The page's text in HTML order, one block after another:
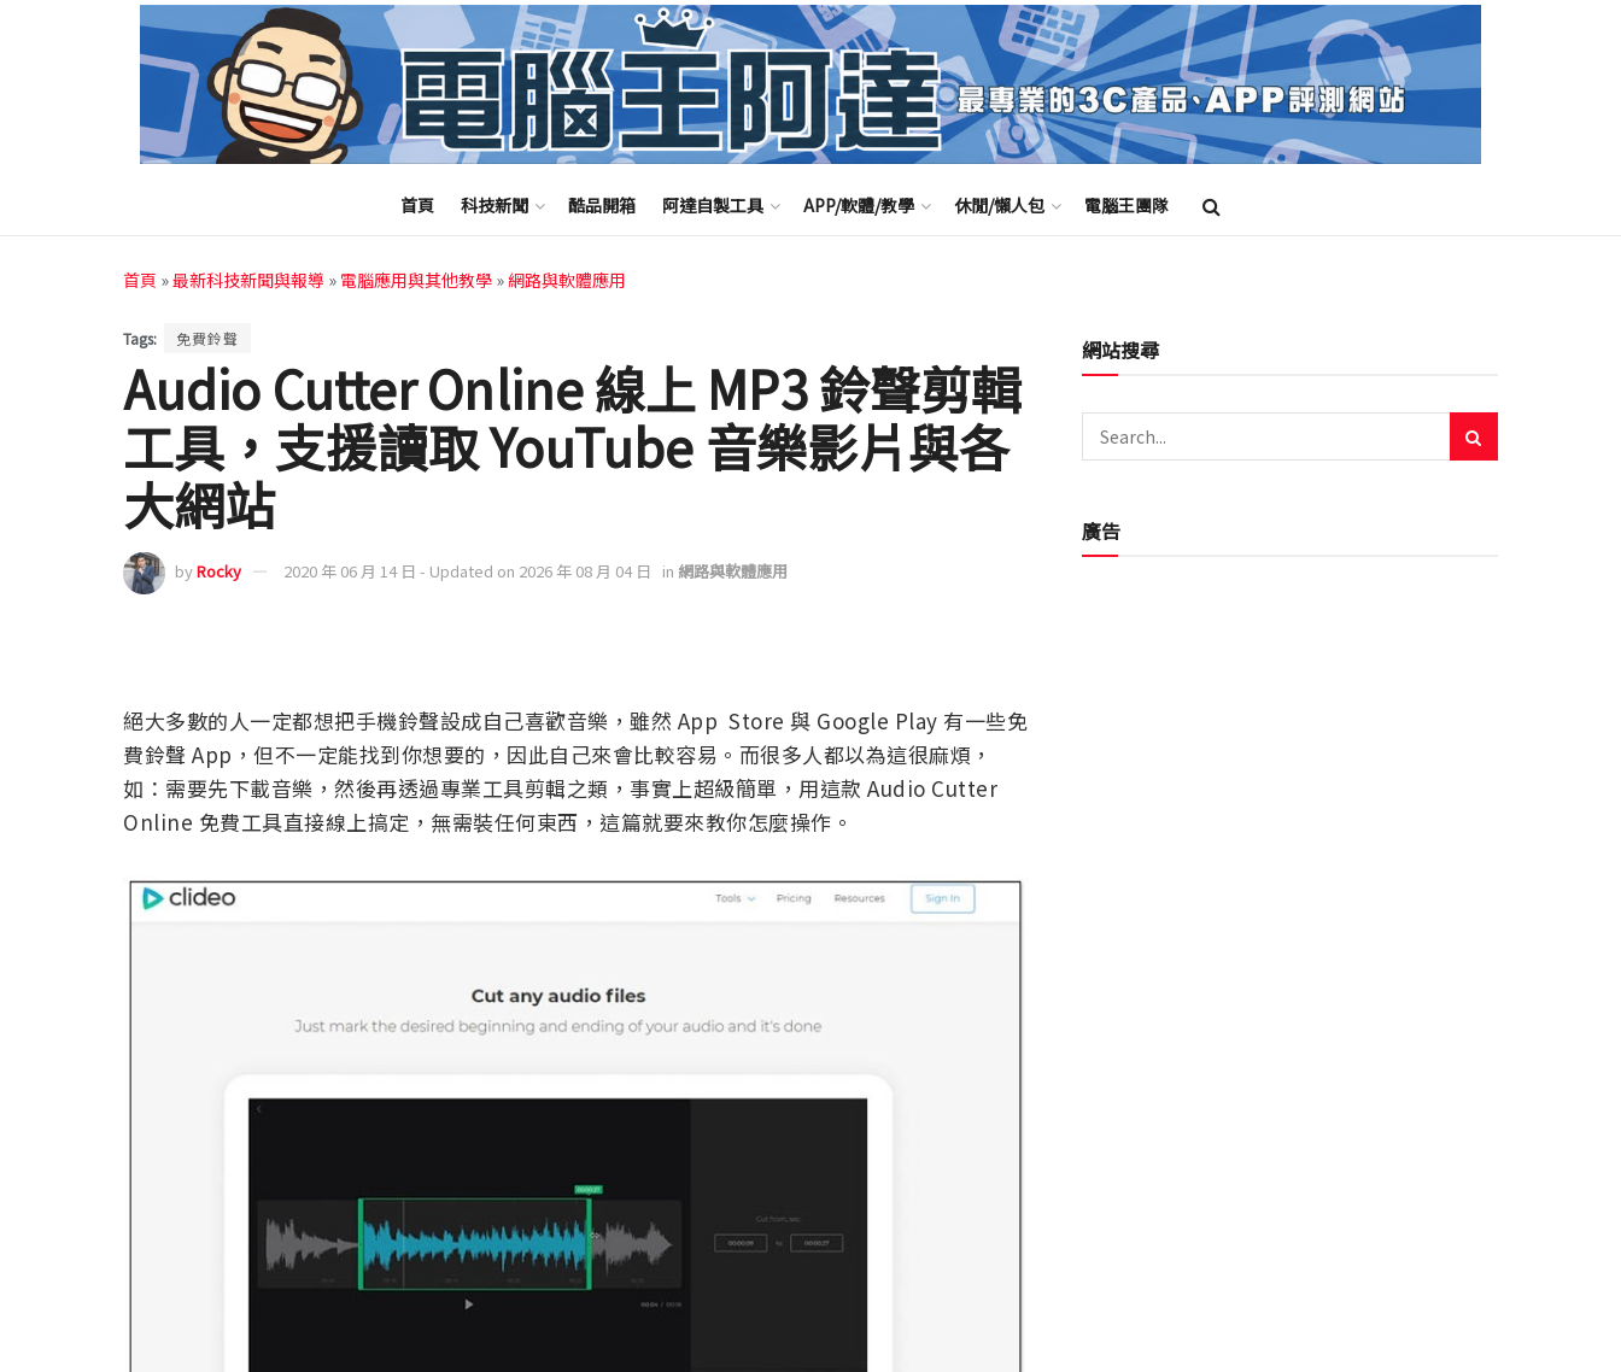
首頁 科技新聞 酷品開箱 阿達自製工具 APP/軟體/教學 休閒/懶人包 電腦王團隊
首頁 »最新科技新聞與報導 » 電腦應用與其他教學 »網路與軟體應用
Tags: 免費鈴聲
Audio Cutter Online 線上 MP3 鈴聲剪輯
工具，支援讀取 YouTube 音樂影片與各
大網站
byRocky 2020 年 06 月 14 日 - Updated on 2026 年 08 月 04 日 in 網路與軟體應用
絕大多數的人一定都想把手機鈴聲設成自己喜歡音樂，雖然 App Store 與 Google Play 有一些免
費鈴聲 App，但不一定能找到你想要的，因此自己來會比較容易。而很多人都以為這很麻煩，
如：需要先下載音樂，然後再透過專業工具剪輯之類，事實上超級簡單，用這款 Audio Cutter
Online 免費工具直接線上搞定，無需裝任何東西，這篇就要來教你怎麼操作。
網站搜尋
廣告